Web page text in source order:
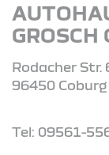
GROSCH
Rodacher Str.
96450 Coburg
Tel: 09561-